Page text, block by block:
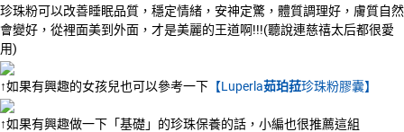
珍珠粉可以改善睡眠品質，穩定情緒，安神定驚，體質調理好，膚質自然
會變好，從裡面美到外面，才是美麗的王道啊!!!(聽說連慈禧太后都很愛
用)
↑如果有興趣的女孩兒也可以參考一下 【Luperla茹珀菈珍珠粉膠囊】
↑如果有興趣做一下­「基礎」的珍珠保養的話，小編也很推薦這組